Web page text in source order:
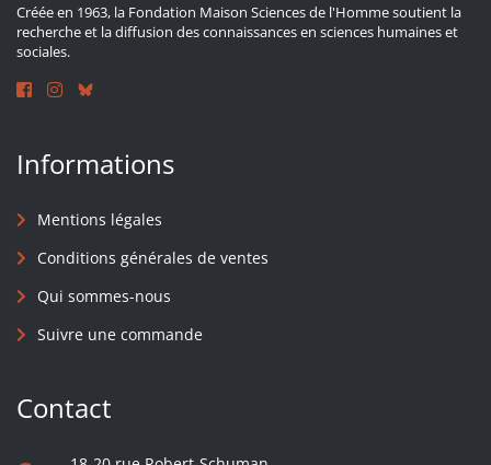
Créée en 1963, la Fondation Maison Sciences de l'Homme soutient la
recherche et la diffusion des connaissances en sciences humaines et
sociales.
Informations
Mentions légales
Conditions générales de ventes
Qui sommes-nous
Suivre une commande
Contact